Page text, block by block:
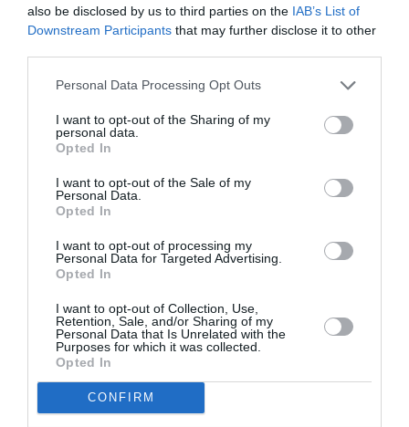
also be disclosed by us to third parties on the IAB’s List of
Downstream Participants that may further disclose it to other
Personal Data Processing Opt Outs
I want to opt-out of the Sharing of my
personal data.
Opted In
I want to opt-out of the Sale of my
Personal Data.
Opted In
I want to opt-out of processing my
Personal Data for Targeted Advertising.
Opted In
I want to opt-out of Collection, Use,
Retention, Sale, and/or Sharing of my
Personal Data that Is Unrelated with the
Purposes for which it was collected.
Opted In
CONFIRM
Migranti. Ceuta, nuovo allarme per il 15
agosto: sui social circolano appelli a un
ingresso di massa
ATTUALITÀ